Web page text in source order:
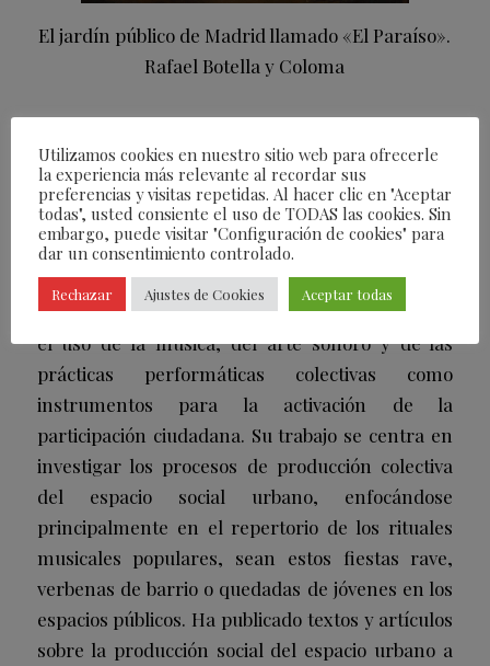
El jardín público de Madrid llamado «El Paraíso».
Rafael Botella y Coloma
Massimiliano Casu, comisario de la exposición
Madrid desde el baileestá comisariada por
Massimiliano Casu, creador y productor cultural
originario de Cerdeña (Italia), afincado en
Madrid desde 2006. Aquí ha desarrollado gran
parte de su trayectoria artística y su interés por
el uso de la música, del arte sonoro y de las
prácticas performáticas colectivas como
instrumentos para la activación de la
participación ciudadana. Su trabajo se centra en
investigar los procesos de producción colectiva
del espacio social urbano, enfocándose
principalmente en el repertorio de los rituales
musicales populares, sean estos fiestas rave,
verbenas de barrio o quedadas de jóvenes en los
espacios públicos. Ha publicado textos y artículos
sobre la producción social del espacio urbano a
Utilizamos cookies en nuestro sitio web para ofrecerle
la experiencia más relevante al recordar sus
preferencias y visitas repetidas. Al hacer clic en "Aceptar
todas", usted consiente el uso de TODAS las cookies. Sin
embargo, puede visitar "Configuración de cookies" para
dar un consentimiento controlado.
Rechazar Ajustes de Cookies Aceptar todas